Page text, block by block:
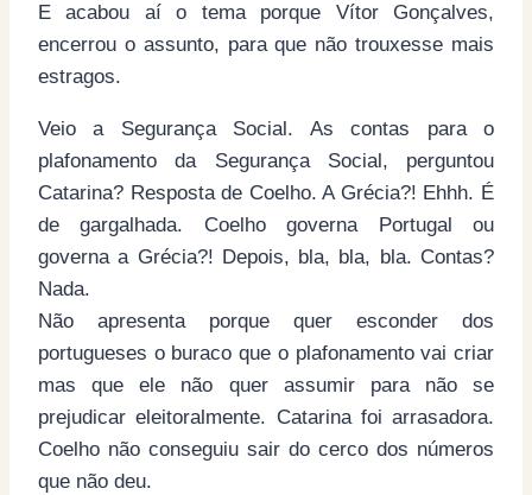
E acabou aí o tema porque Vítor Gonçalves,
encerrou o assunto, para que não trouxesse mais
estragos.
Veio a Segurança Social. As contas para o
plafonamento da Segurança Social, perguntou
Catarina? Resposta de Coelho. A Grécia?! Ehhh. É
de gargalhada. Coelho governa Portugal ou
governa a Grécia?! Depois, bla, bla, bla. Contas?
Nada.
Não apresenta porque quer esconder dos
portugueses o buraco que o plafonamento vai criar
mas que ele não quer assumir para não se
prejudicar eleitoralmente. Catarina foi arrasadora.
Coelho não conseguiu sair do cerco dos números
que não deu.